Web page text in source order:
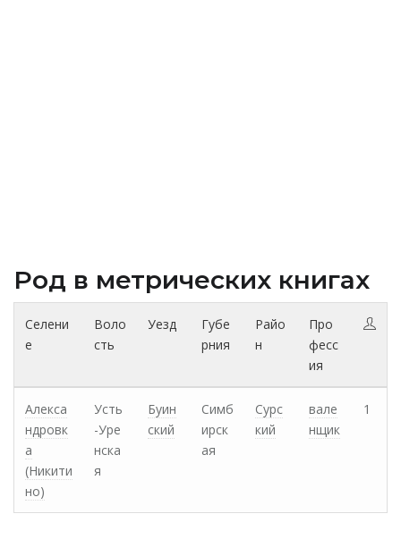
Род в метрических книгах
Селени
е
Воло
сть
Уезд
Губе
рния
Райо
н
Про
фесс
ия
Алекса
ндровк
а
(Никити
но)
Усть
-Уре
нска
я
Буин
ский
Симб
ирск
ая
Сурс
кий
вале
нщик
1